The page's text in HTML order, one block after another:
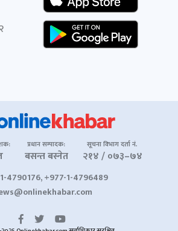
प्रधान सम्पादक:
बसन्त बस्नेत
सूचना विभाग दर्ता नं.
२१४ / ०७३–७४
4790176, +977-1-4796489